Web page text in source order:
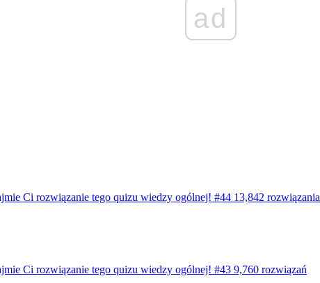
ad
Ci rozwiązanie tego quizu wiedzy ogólnej! #44 13,842 rozwiązania
Ci rozwiązanie tego quizu wiedzy ogólnej! #43 9,760 rozwiązań